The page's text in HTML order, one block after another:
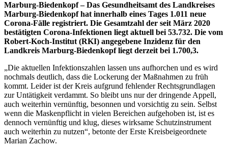
Marburg-Biedenkopf – Das Gesundheitsamt des Landkreises
Marburg-Biedenkopf hat innerhalb eines Tages 1.011 neue
Corona-Fälle registriert. Die Gesamtzahl der seit März 2020
bestätigten Corona-Infektionen liegt aktuell bei 53.732. Die vom
Robert-Koch-Institut (RKI) angegebene Inzidenz für den
Landkreis Marburg-Biedenkopf liegt derzeit bei 1.700,3.
„Die aktuellen Infektionszahlen lassen uns aufhorchen und es wird
nochmals deutlich, dass die Lockerung der Maßnahmen zu früh
kommt. Leider ist der Kreis aufgrund fehlender Rechtsgrundlagen
zur Untätigkeit verdammt. So bleibt uns nur der dringende Appell,
auch weiterhin vernünftig, besonnen und vorsichtig zu sein. Selbst
wenn die Maskenpflicht in vielen Bereichen aufgehoben ist, ist es
dennoch vernünftig und klug, dieses wirksame Schutzinstrument
auch weiterhin zu nutzen“, betonte der Erste Kreisbeigeordnete
Marian Zachow.